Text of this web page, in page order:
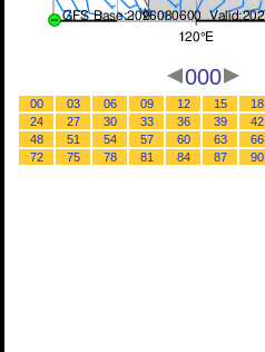
000
00 03 06 09 12 15 18
24
27 30 33 36 39 42
48
51 54 57 60 63 66
72
75 78 81 84 87 90